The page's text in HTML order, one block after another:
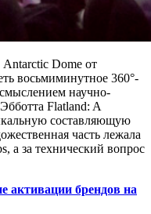
Dome от
восьмиминутное 360°-
научно-
Flatland: A
составляющую
часть лежала
а за технический вопрос
активации брендов на